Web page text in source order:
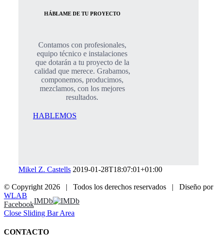
HÁBLAME DE TU PROYECTO
Contamos con profesionales,
equipo técnico e instalaciones
que dotarán a tu proyecto de la
calidad que merece. Grabamos,
componemos, producimos,
mezclamos, con los mejores
resultados.
HABLEMOS
Mikel Z. Castells 2019-01-28T18:07:01+01:00
© Copyright 2026 | Todos los derechos reservados | Diseño por
WLAB
FacebookIMDb
Close Sliding Bar Area
CONTACTO